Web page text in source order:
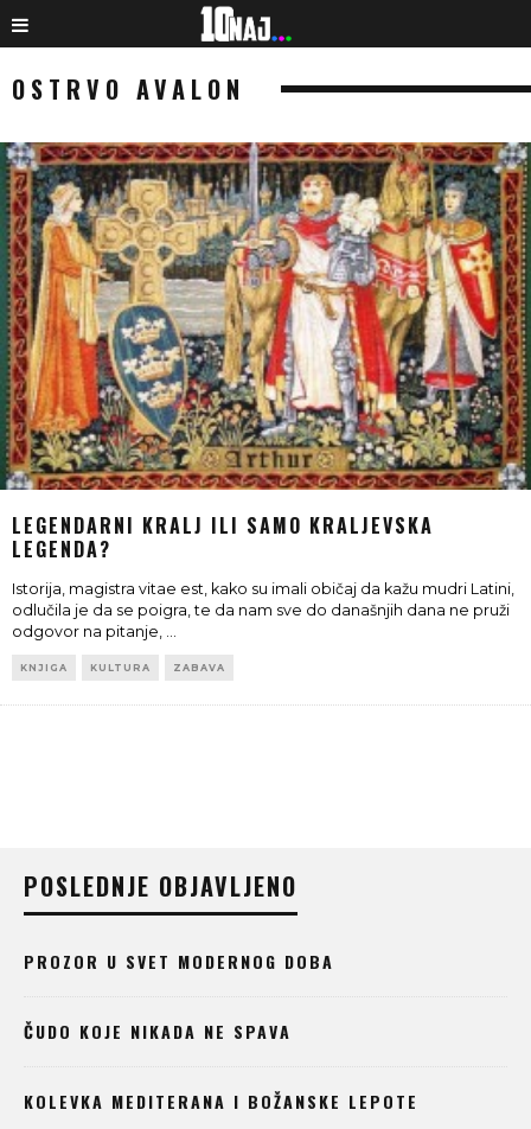
OSTRVO AVALON
LEGENDARNI KRALJ ILI SAMO KRALJEVSKA
LEGENDA?
Istorija, magistra vitae est, kako su imali običaj da kažu mudri Latini,
odlučila je da se poigra, te da nam sve do današnjih dana ne pruži
odgovor na pitanje,
KNJIGA KULTURA ZABAVA
POSLEDNJE OBJAVLJENO
PROZOR U SVET MODERNOG DOBA
ČUDO KOJE NIKADA NE SPAVA
KOLEVKA MEDITERANA I BOŽANSKE LEPOTE